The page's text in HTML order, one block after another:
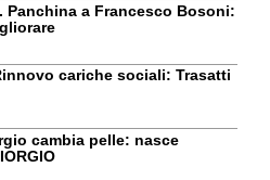
Panchina a Francesco Bosoni:
cariche sociali: Trasatti
cambia pelle: nasce